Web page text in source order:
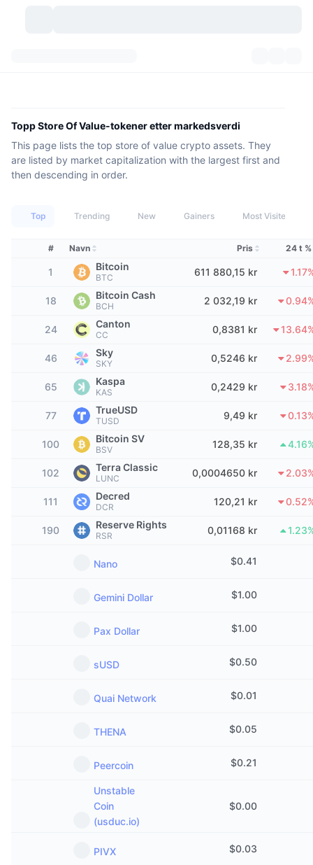
Kategorier
Historiske øyeblikksbilder
Tokenopplåsninger
Yields
Aktiva i den virkelige verden
Ledertavler
Trending
Kommende
Nylig lagt til
Vinnere og tapere
Mest besøkt
Fellesskapssentiment
Blokkjederangering
Prediksjonsmarkeder
Markedsoversikt
Spotmarked
Antall kryptovalutaer
Bitcoin Kassebeholdninger
BNB Kassebeholdninger
Innstrømning/utstrømning på børs
Indikatorer
Frykt og grådighetsindeks.
Indikatorer for markedssykluser
Bitcoin-dominans
CoinMarketCap 20-indeksen
CoinMarketCap 100-indeksen
Signaler New
Populært
Ny
Vinnere
Meme-utforsker
Børser
Sentraliserte børser
Spot
Derivater
Desentraliserte børser
Spot
Derivater
Samfunn
Nyhetsstrøm
Emner
Direktesendinger
Sentiment
Krypto-API
DEX API
Bedrift
Priser
Ressurser
Dokumentasjon
Vanlige spørsmål
Produkter
Konverter
Nyhetsbrev
CMC Launch
CMC Labs
CMC Max
Toppsaker
Telegram-bot
Annonser
Topp Store Of Value-tokener etter markedsverdi
This page lists the top store of value crypto assets. They
are listed by market capitalization with the largest first and
then descending in order.
Top Trending New Gainers Most Visited
# Navn Pris 24 t %
1 Bitcoin
BTC 611 880,15 kr
18 Bitcoin Cash
BCH 2 032,19 kr
24 Canton
CC 0,8381 kr
46 Sky
SKY 0,5246 kr
65 Kaspa
KAS 0,2429 kr
77 TrueUSD
TUSD 9,49 kr
100 Bitcoin SV
BSV 128,35 kr
102 Terra Classic
LUNC 0,0004650 kr
111 Decred
DCR 120,21 kr
190 Reserve Rights
RSR 0,01168 kr
Nano $0.41
Gemini Dollar $1.00
Pax Dollar $1.00
sUSD $0.50
Quai Network $0.01
THENA $0.05
Peercoin $0.21
Unstable
Coin
(usduc.io)
$0.00
PIVX $0.03